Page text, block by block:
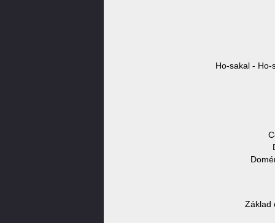
Ho-sakal - Ho-
Základ